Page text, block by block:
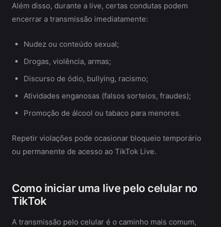
Além disso, durante a live, certas condutas podem
encerrar a transmissão imediatamente:
Nudez ou conteúdo sexual;
Drogas, violência, armas;
Discurso de ódio, bullying, racismo;
Atividades enganosas (falsos sorteios, fraudes);
Promoção de álcool ou tabaco para menores.
Repetir violações pode ocasionar bloqueio temporário
ou permanente de acesso ao TikTok Live.
Como iniciar uma live pelo celular no
TikTok
A transmissão pelo celular é o caminho mais comum,